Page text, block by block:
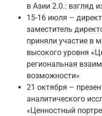
в Азии 2.0.: взгляд
15-16 июля –
заместитель
приняли участие в
высокого уровня
региональная
возможности»
21 октября –
аналитического
«Ценностный